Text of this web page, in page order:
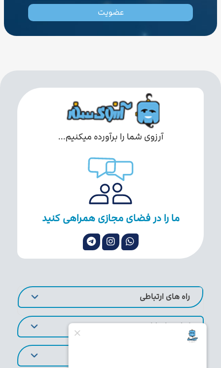
عضویت
آرزوی شما را برآورده میکنیم...
ما را در فضای مجازی همراهی کنید
راه های ارتباطی
لینک های کاربردی